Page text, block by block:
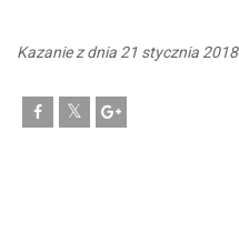
Kazanie z dnia 21 stycznia 2018